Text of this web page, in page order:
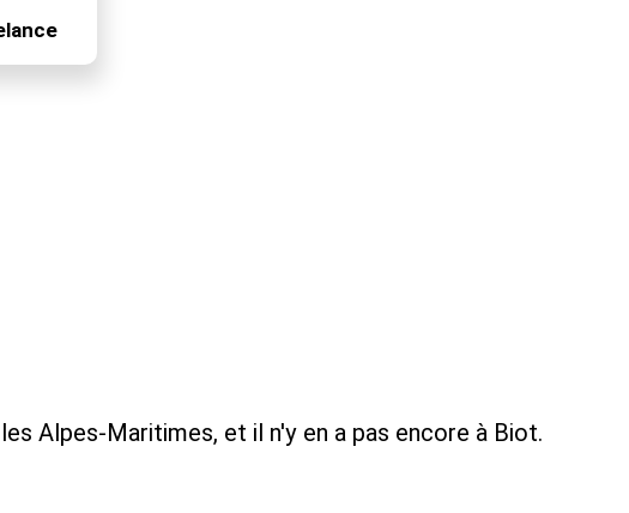
Alpes-Maritimes, et il n'y en a pas encore à Biot.